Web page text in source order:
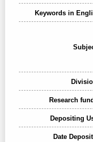
Keywords in
Research
Depositing
Date